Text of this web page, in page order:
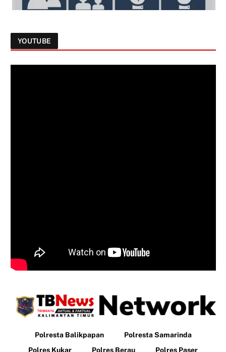
YOUTUBE
Polresta Balikpapan
Polresta Samarinda
Polres Kukar
Polres Berau Polres Paser